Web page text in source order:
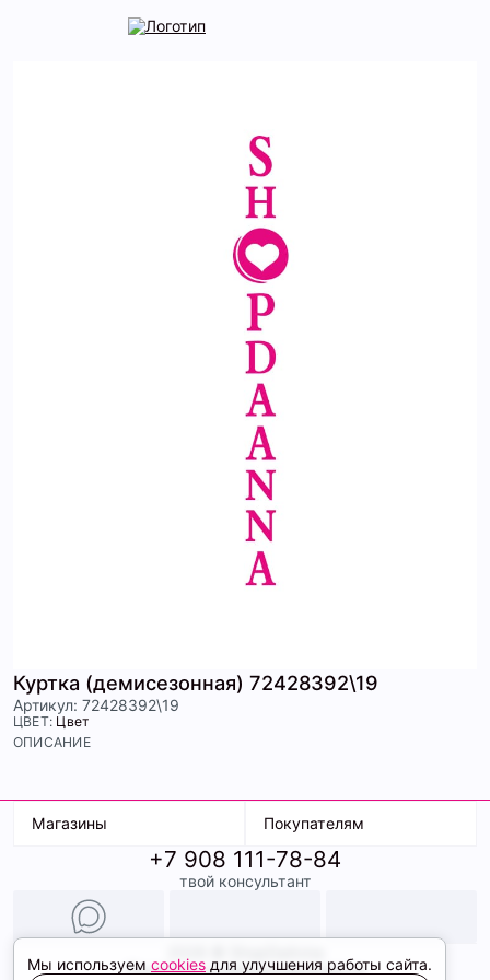
Куртка (демисезонная) 72428392\19
Артикул: 72428392\19
ЦВЕТ: Цвет
ОПИСАНИЕ
Магазины
ТК Терминал
ТРК Континент
Покупателям
Доставка
Условия оплаты
Образы
+7 908 111-78-84
твой консультант
Политика конфиденциальности
Мы используем cookies для улучшения работы сайта.